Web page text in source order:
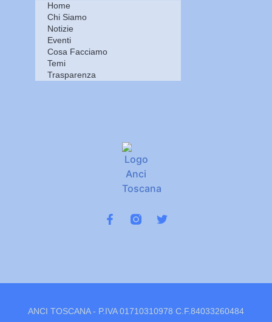
Home
Chi Siamo
Notizie
Eventi
Cosa Facciamo
Temi
Trasparenza
ANCI TOSCANA - P.IVA 01710310978 C.F.84033260484